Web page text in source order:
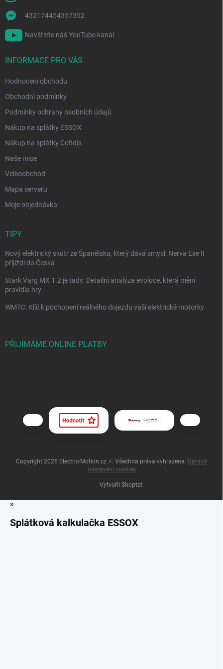
432174454357352
Navštivte náš YouTube kanál
INFORMACE PRO VÁS
Hodnocení obchodu
Obchodní podmínky
Podmínky ochrany osobních údajů
Nákup na splátky ESSOX
Nákup na splátky Cofidis
Naše mise
Velkoobchod
Mapa serveru
Moje objednávka
TIPY
Nový elektrický skútr ze Španělska, který dává smysl: Nerva Exe II
přijíždí do Česka
Stark Varg MX 1.2 je tady: Detailní analýza evoluce, která mění
pravidla hry
WMTC: Klíč k pochopení reálného dojezdu vaší elektrické motorky
PŘIJÍMÁME ONLINE PLATBY
Vytvořil Shoptet
Copyright 2026 Electric-Motion.cz ⚡ . Všechna práva vyhrazena. Upravit
nastavení cookies
×
Splátková kalkulačka ESSOX